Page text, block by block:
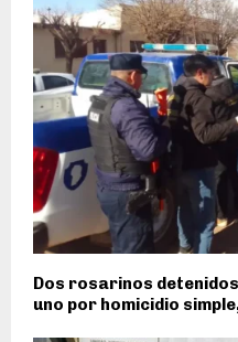
Dos rosarinos
uno por homicidio